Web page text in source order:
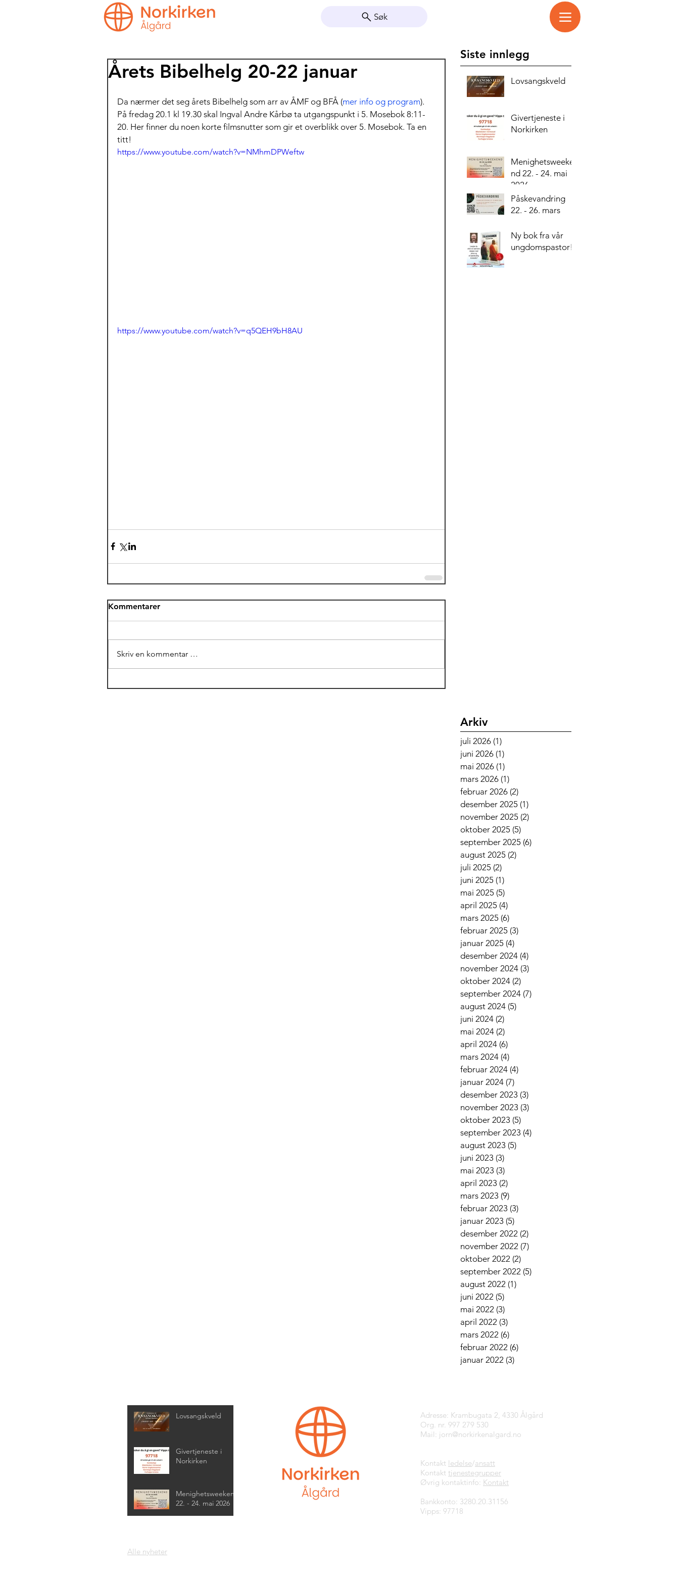
Søk
Årets Bibelhelg 20-22 januar
Da nærmer det seg årets Bibelhelg som arr av ÅMF og BFÅ (mer info og program).
På fredag 20.1 kl 19.30 skal Ingval Andre Kårbø ta utgangspunkt i 5. Mosebok 8:11-
20. Her finner du noen korte filmsnutter som gir et overblikk over 5. Mosebok. Ta en
titt!
https://www.youtube.com/watch?v=NMhmDPWeftw
https://www.youtube.com/watch?v=q5QEH9bH8AU
Kommentarer
Skriv en kommentar …
Siste innlegg
Lovsangskveld
Givertjeneste i
Norkirken
Menighetsweeke
nd 22. - 24. mai
2026
Påskevandring
22. - 26. mars
Ny bok fra vår
ungdomspastor!
Arkiv
juli 2026 (1)
juni 2026 (1)
mai 2026 (1)
mars 2026 (1)
februar 2026 (2)
desember 2025 (1)
november 2025 (2)
oktober 2025 (5)
september 2025 (6)
august 2025 (2)
juli 2025 (2)
juni 2025 (1)
mai 2025 (5)
april 2025 (4)
mars 2025 (6)
februar 2025 (3)
januar 2025 (4)
desember 2024 (4)
november 2024 (3)
oktober 2024 (2)
september 2024 (7)
august 2024 (5)
juni 2024 (2)
mai 2024 (2)
april 2024 (6)
mars 2024 (4)
februar 2024 (4)
januar 2024 (7)
desember 2023 (3)
november 2023 (3)
oktober 2023 (5)
september 2023 (4)
august 2023 (5)
juni 2023 (3)
mai 2023 (3)
april 2023 (2)
mars 2023 (9)
februar 2023 (3)
januar 2023 (5)
desember 2022 (2)
november 2022 (7)
oktober 2022 (2)
september 2022 (5)
august 2022 (1)
juni 2022 (5)
mai 2022 (3)
april 2022 (3)
mars 2022 (6)
februar 2022 (6)
januar 2022 (3)
Lovsangskveld
Givertjeneste i
Norkirken
Menighetsweekend
22. - 24. mai 2026
Adresse: Krambugata 2, 4330 Ålgård
Org. nr. 997 279 530
Mail: jorn@norkirkenalgard.no
Kontakt ledelse/ansatt
Kontakt tjenestegrupper
Øvrig kontaktinfo: Kontakt
Bankkonto: 3280.20.31156
Vipps: 97718
Alle nyheter